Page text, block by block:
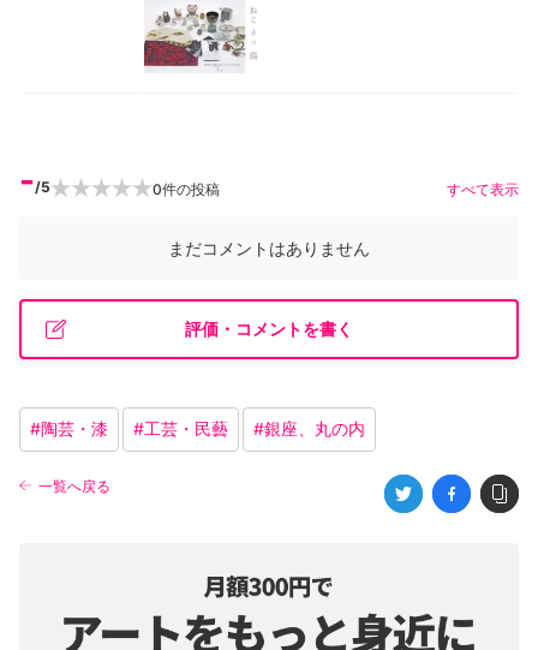
-/5 0件の投稿 すべて表示
まだコメントはありません
評価・コメントを書く
#陶芸・漆 #工芸・民藝 #銀座、丸の内
一覧へ戻る